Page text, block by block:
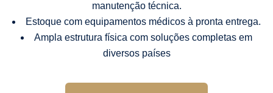
manutenção técnica.
Estoque com equipamentos médicos à pronta entrega.
Ampla estrutura física com soluções completas em
diversos países